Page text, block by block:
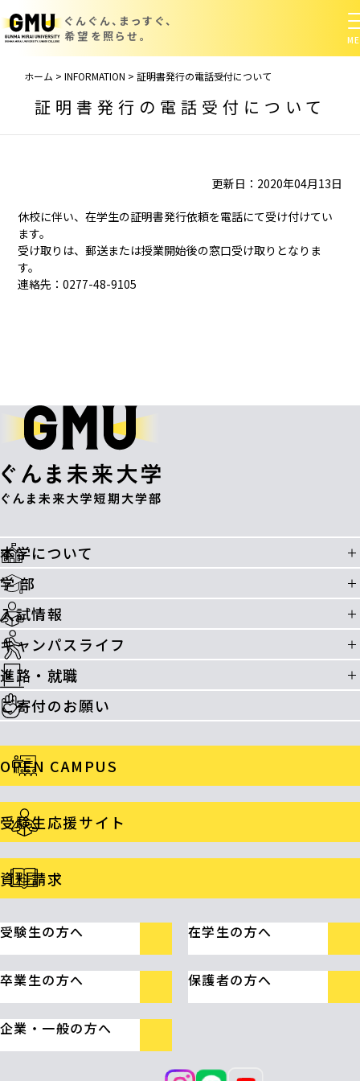
ぐんぐん、まっすぐ、
希望を照らせ。
ホーム > INFORMATION > 証明書発行の電話受付について
証明書発行の電話受付について
更新日：2020年04月13日
休校に伴い、在学生の証明書発行依頼を電話にて受け付けてい
ます。
受け取りは、郵送または授業開始後の窓口受け取りとなりま
す。
連絡先：0277-48-9105
本学について
学 部
入試情報
キャンパスライフ
進路・就職
ご寄付のお願い
OPEN CAMPUS
受験生応援サイト
資料請求
受験生の方へ 在学生の方へ
卒業生の方へ 保護者の方へ
企業・一般の方へ